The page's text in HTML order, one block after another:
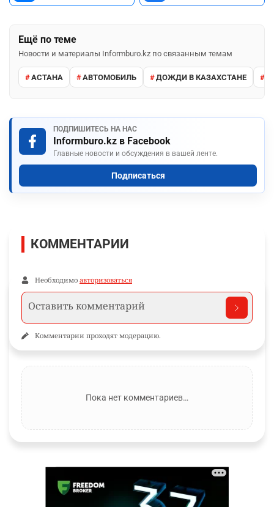
Ещё по теме
Новости и материалы Informburo.kz по связанным темам
АСТАНА АВТОМОБИЛЬ ДОЖДИ В КАЗАХСТАНЕ
ПОДПИШИТЕСЬ НА НАС
Informburo.kz в Facebook
Главные новости и обсуждения в вашей ленте.
Подписаться
КОММЕНТАРИИ
Необходимо авторизоваться
Комментарии проходят модерацию.
Пока нет комментариев…